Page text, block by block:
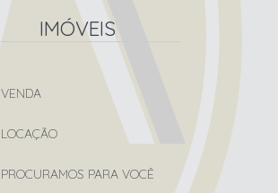
IMÓVEIS
VENDA
LOCAÇÃO
PROCURAMOS PARA VOCÊ